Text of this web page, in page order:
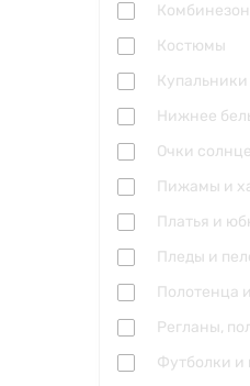
Костюмы
Купальники
Нижнее
Очки
Пижамы и
Платья и
Пледы и
Полотенца
Регланы,
Футболки и